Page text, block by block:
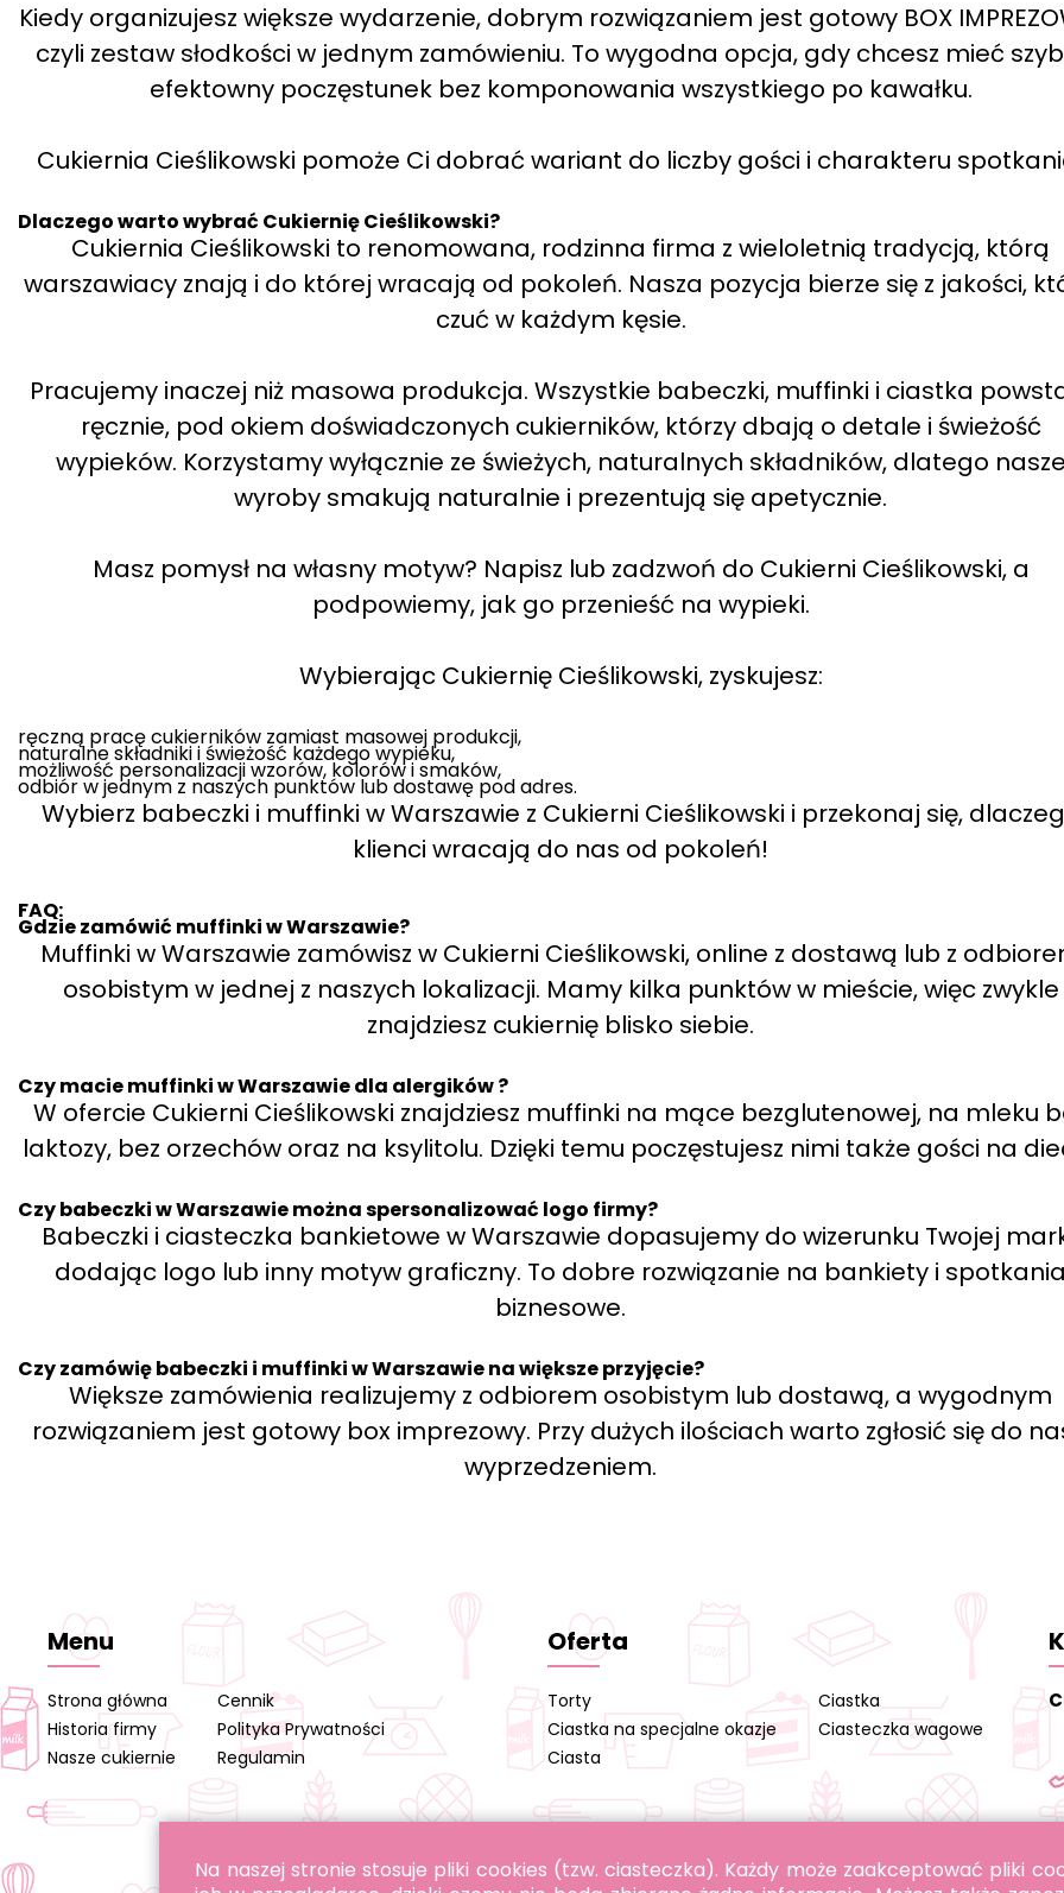
Kiedy organizujesz większe wydarzenie, dobrym rozwiązaniem jest gotowy BOX
czyli zestaw słodkości w jednym zamówieniu. To wygodna opcja, gdy chcesz mieć
efektowny poczęstunek bez komponowania wszystkiego po kawałku.
Cukiernia Cieślikowski pomoże Ci dobrać wariant do liczby gości i charakteru
Dlaczego warto wybrać Cukiernię Cieślikowski?
Cukiernia Cieślikowski to renomowana, rodzinna firma z wieloletnią tradycją, którą
warszawiacy znają i do której wracają od pokoleń. Nasza pozycja bierze się z jakości,
czuć w każdym kęsie.
Pracujemy inaczej niż masowa produkcja. Wszystkie babeczki, muffinki i ciastka
ręcznie, pod okiem doświadczonych cukierników, którzy dbają o detale i świeżość
wypieków. Korzystamy wyłącznie ze świeżych, naturalnych składników, dlatego nasze
wyroby smakują naturalnie i prezentują się apetycznie.
Masz pomysł na własny motyw? Napisz lub zadzwoń do Cukierni Cieślikowski, a
podpowiemy, jak go przenieść na wypieki.
Wybierając Cukiernię Cieślikowski, zyskujesz:
ręczną pracę cukierników zamiast masowej produkcji,
naturalne składniki i świeżość każdego wypieku,
możliwość personalizacji wzorów, kolorów i smaków,
odbiór w jednym z naszych punktów lub dostawę pod adres.
Wybierz babeczki i muffinki w Warszawie z Cukierni Cieślikowski i przekonaj się,
klienci wracają do nas od pokoleń!
FAQ:
Gdzie zamówić muffinki w Warszawie?
Muffinki w Warszawie zamówisz w Cukierni Cieślikowski, online z dostawą lub z
osobistym w jednej z naszych lokalizacji. Mamy kilka punktów w mieście, więc zwykle
znajdziesz cukiernię blisko siebie.
Czy macie muffinki w Warszawie dla alergików ?
W ofercie Cukierni Cieślikowski znajdziesz muffinki na mące bezglutenowej, na mleku
laktozy, bez orzechów oraz na ksylitolu. Dzięki temu poczęstujesz nimi także gości na
Czy babeczki w Warszawie można spersonalizować logo firmy?
Babeczki i ciasteczka bankietowe w Warszawie dopasujemy do wizerunku Twojej
dodając logo lub inny motyw graficzny. To dobre rozwiązanie na bankiety i spotkania
biznesowe.
Czy zamówię babeczki i muffinki w Warszawie na większe przyjęcie?
Większe zamówienia realizujemy z odbiorem osobistym lub dostawą, a wygodnym
rozwiązaniem jest gotowy box imprezowy. Przy dużych ilościach warto zgłosić się do
wyprzedzeniem.
Menu
Strona główna
Historia firmy
Nasze cukiernie
Cennik
Polityka Prywatności
Regulamin
Oferta
Torty
Ciastka na specjalne okazje
Ciasta
Ciastka
Ciasteczka wagowe
Na naszej stronie stosuje pliki cookies (tzw. ciasteczka). Każdy może zaakceptować pliki